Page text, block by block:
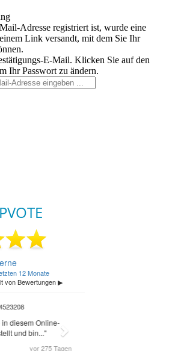
Adresse registriert ist, wurde eine
Link versandt, mit dem Sie Ihr
E-Mail. Klicken Sie auf den
Ihr Passwort zu ändern.